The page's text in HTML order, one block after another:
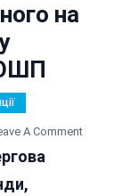
на
ОШП
A CommentOn